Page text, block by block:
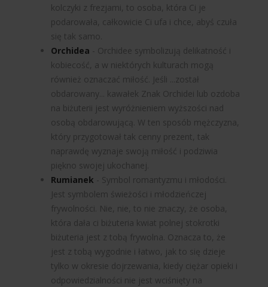
kolczyki z frezjami, to osoba, która Ci je
podarowała, całkowicie Ci ufa i chce, abyś czuła
się tak samo.
Orchidea - Orchidee symbolizują delikatność i
kobiecość, a w niektórych kulturach mogą
również oznaczać miłość. Jeśli
...został
obdarowany... kawałek Znak Orchidei lub ozdoba
na biżuterii jest wyróżnieniem wyższości nad
osobą obdarowującą. W ten sposób mężczyzna,
który przygotował tak cenny prezent, tak
naprawdę wyznaje swoją miłość i podziwia
piękno swojej ukochanej.
Rumianek - Symbol romantyzmu i młodości.
Jest symbolem świeżości i młodzieńczej
frywolności. Nie, nie, to nie znaczy, że osoba,
która dała ci biżuteria kwiat polnej stokrotki
biżuteria jest z tobą frywolna. Oznacza to, że
jest z tobą wygodnie i łatwo, jak to się dzieje
tylko w okresie dojrzewania, kiedy ciężar opieki i
odpowiedzialności nie jest wciśnięty na